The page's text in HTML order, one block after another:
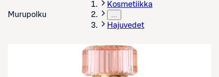
Murupolku
Kosmetiikka
…
Hajuvedet